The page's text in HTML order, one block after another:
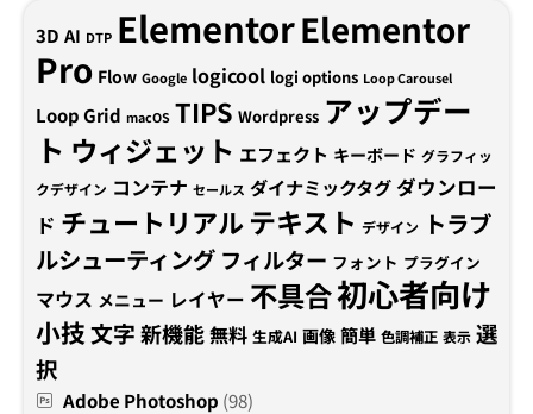
3D AI DTP ElementorElementor
Pro Flow Google logicool logi options Loop Carousel
Loop Grid macOS TIPS Wordpress アップデー
ト ウィジェット エフェクト キーボード グラフィッ
クデザイン コンテナ セールス ダイナミックタグダウンロー
ド チュートリアルテキスト デザイン トラブ
ルシューティング フィルター フォント プラグイン
マウス メニュー レイヤー 不具合初心者向け
小技文字新機能無料 生成AI 画像 簡単 色調補正 表示 選
択
Adobe Photoshop (98)